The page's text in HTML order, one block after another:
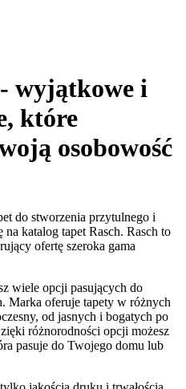
wyjątkowe i
które
osobowość
do stworzenia przytulnego i
katalog tapet Rasch. Rasch to
ofertę szeroka gama
wiele opcji pasujących do
Marka oferuje tapety w różnych
od jasnych i bogatych po
różnorodności opcji możesz
pasuje do Twojego domu lub